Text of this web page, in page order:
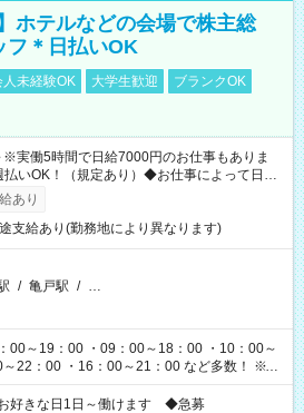
ホテルなどの会場で株主総
フ＊日払いOK
人未経験OK 大学生歓迎
ブランクOK
※実働5時間で日給7000円のお仕事もありま
いOK！（規定あり）◆お仕事によって日給
あり
支給あり(勤務地により異なります)
/ 亀戸駅 / …
00～19：00 ・09：00～18：00 ・10：00～
00 ・16：00～21：00 など多数！ ※お
間が異なります
きな日1日～働けます ◆急募